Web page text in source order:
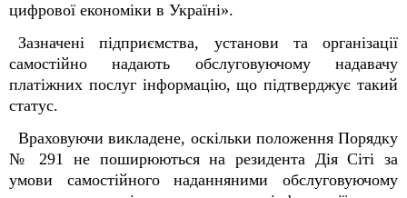
цифрової економіки в Україні».
Зазначені підприємства, установи та організації
самостійно надають обслуговуючому надавачу
платіжних послуг інформацію, що підтверджує такий
статус.
Враховуючи викладене, оскільки положення Порядку
№ 291 не поширюються на резидента Дія Сіті за
умови самостійного наданняними обслуговуючому